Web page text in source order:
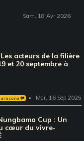
Sam, 18 Avr 2026
acteurs de la filière
et 20 septembre à
🥅 Mar, 16 Sep 2025
Cup : Un
cœur du vivre-